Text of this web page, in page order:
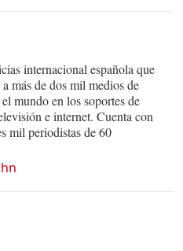
internacional española que
más de dos mil medios de
mundo en los soportes de
e internet. Cuenta con
mil periodistas de 60